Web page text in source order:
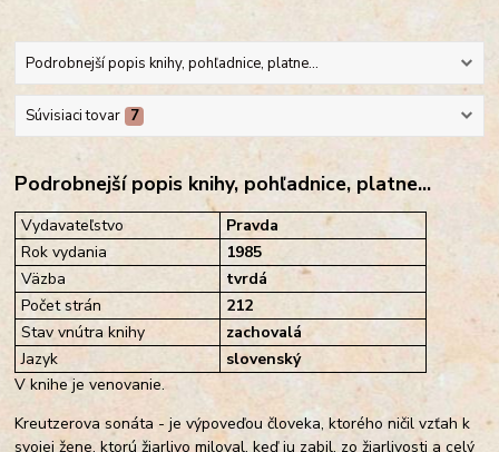
Podrobnejší popis knihy, pohľadnice, platne...
Súvisiaci tovar 7
Podrobnejší popis knihy, pohľadnice, platne...
Vydavateľstvo
Pravda
Rok vydania
1985
Väzba
tvrdá
Počet strán
212
Stav vnútra knihy
zachovalá
Jazyk
slovenský
V knihe je venovanie.
Kreutzerova sonáta - je výpoveďou človeka, ktorého ničil vzťah k
svojej žene, ktorú žiarlivo miloval, keď ju zabil, zo žiarlivosti a celý